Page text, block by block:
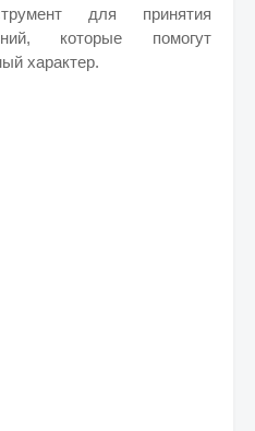
для принятия
которые помогут
характер.